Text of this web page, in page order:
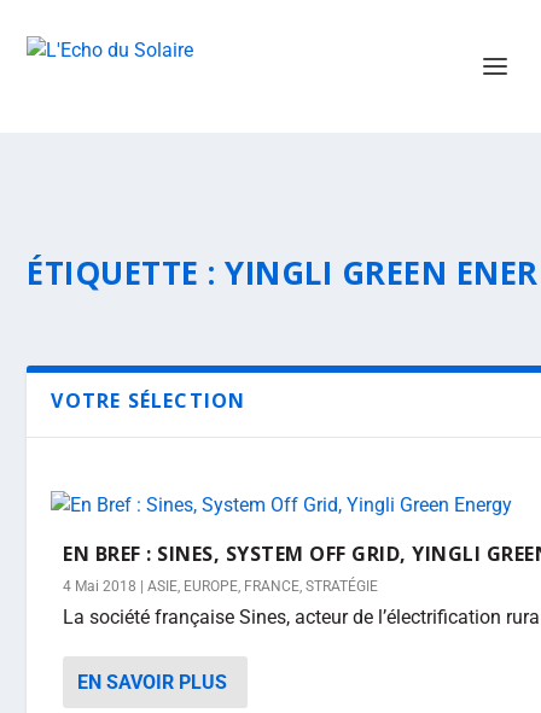
ÉTIQUETTE :YINGLI GREEN
VOTRE SÉLECTION
EN BREF : SINES, SYSTEM OFF GRID, YINGLI
4 Mai 2018 |ASIE, EUROPE, FRANCE,STRATÉGIE
La société française Sines, acteur de l’électrification
EN SAVOIR PLUS